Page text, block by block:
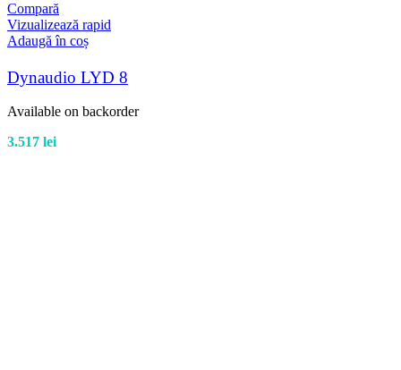
Compară
Vizualizează rapid
Adaugă în coș
Dynaudio LYD 8
Available on backorder
3.517 lei